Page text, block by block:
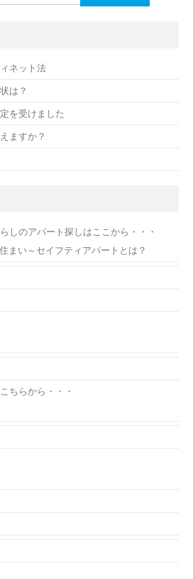
ネット法
は？
を受けました
ますか？
しのアパート探しはここから・・・
まい～セイフティアパートとは？
ちらから・・・